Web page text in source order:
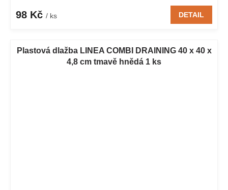
98 Kč / ks DETAIL
Plastová dlažba LINEA COMBI DRAINING 40 x 40 x
4,8 cm tmavě hnědá 1 ks